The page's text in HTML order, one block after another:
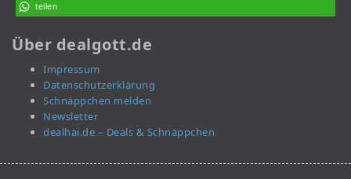
teilen
Über dealgott.de
Impressum
Datenschutzerklärung
Schnäppchen melden
Newsletter
dealhai.de – Deals & Schnäppchen